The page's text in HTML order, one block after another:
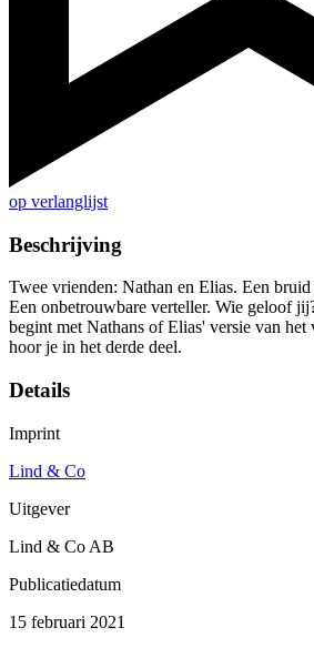
op verlanglijst
Beschrijving
Twee vrienden: Nathan en Elias. Een
Een onbetrouwbare verteller. Wie geloof
begint met Nathans of Elias' versie van het
hoor je in het derde deel.
Details
Imprint
Lind & Co
Uitgever
Lind & Co AB
Publicatiedatum
15 februari 2021